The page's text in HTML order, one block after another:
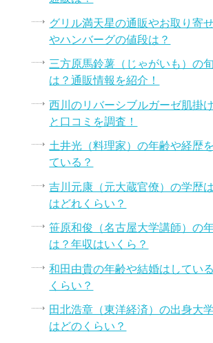
グリル満天星の通販やお取り寄
やハンバーグの値段は？
三方原馬鈴薯（じゃがいも）の
は？通販情報を紹介！
西川のリバーシブルガーゼ肌掛
と口コミを調査！
土井光（料理家）の年齢や経歴
ている？
吉川元康（元大蔵官僚）の学歴
はどれくらい？
笹原和俊（名古屋大学講師）の
は？年収はいくら？
和田由貴の年齢や結婚はしてい
くらい？
田北浩章（東洋経済）の出身大
はどのくらい？